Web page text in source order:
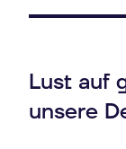
Lust auf
unsere